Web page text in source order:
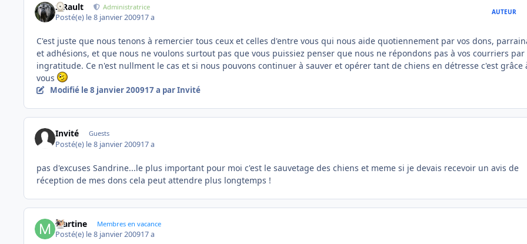
S.Rault Administratrice
Posté(e) le 8 janvier 200917 a
AUTEUR
C'est juste que nous tenons à remercier tous ceux et celles d'entre vous qui nous aide quotiennement par vos dons,
et adhésions, et que nous ne voulons surtout pas que vous puissiez penser que nous ne répondons pas à vos courriers par
ingratitude. Ce n'est nullment le cas et si nous pouvons continuer à sauver et opérer tant de chiens en détresse c'est grâce
vous
Modifié le 8 janvier 200917 a par Invité
Invité Guests
Posté(e) le 8 janvier 200917 a
pas d'excuses Sandrine...le plus important pour moi c'est le sauvetage des chiens et meme si je devais recevoir un avis de
réception de mes dons cela peut attendre plus longtemps !
Martine Membres en vacance
Posté(e) le 8 janvier 200917 a